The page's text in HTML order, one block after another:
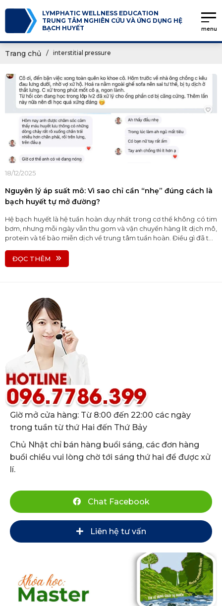
LYMPHATIC WELLNESS EDUCATION
TRUNG TÂM NGHIÊN CỨU VÀ ỨNG DỤNG HỆ
BẠCH HUYẾT
menu
Trang chủ interstitial pressure
18/12/2025
Nguyên lý áp suất mô: Vì sao chỉ cần “nhẹ” đúng cách là
bạch huyết tự mở đường?
Hệ bạch huyết là hệ tuần hoàn duy nhất trong cơ thể không có tim
bơm, nhưng mỗi ngày vẫn thu gom và vận chuyển hàng lít dịch mô,
protein và tế bào miễn dịch về trung tâm tuần hoàn. Điều gì đã tạo
nguyên lý áp suất mô (interstitial pressure) – một cơ chế sinh học
tinh tế, nơi chỉ một chênh lệch áp suất rất nhỏ cũng đủ để “mở
ĐỌC THÊM
Giờ mở cửa hàng: Từ 8:00 đến 22:00 các ngày
trong tuần từ thứ Hai đến Thứ Bảy
Chủ Nhật chỉ bán hàng buổi sáng, các đơn hàng
buổi chiều vui lòng chờ tới sáng thứ hai để được xử
lí.
Chat Facebook
Liên hệ tư vấn